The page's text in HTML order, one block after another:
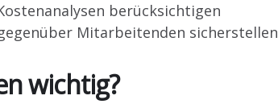
berücksichtigen
Mitarbeitenden sicherstellen
wichtig?